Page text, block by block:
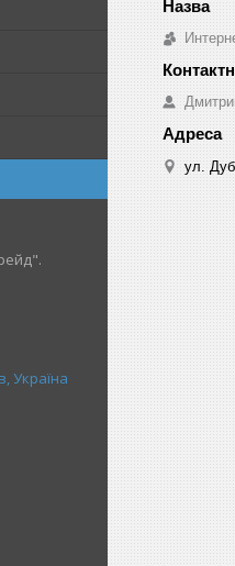
Україна
ул.